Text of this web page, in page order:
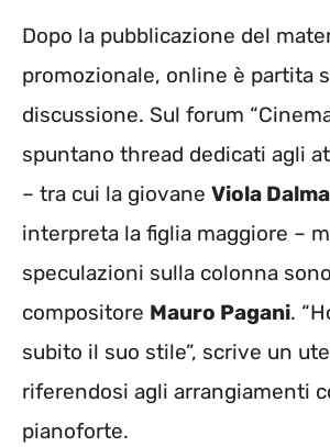
Dopo la pubblicazione del
promozionale, online è partita
discussione. Sul forum
spuntano thread dedicati agli
– tra cui la giovane Viola
interpreta la figlia maggiore –
speculazioni sulla colonna
compositore Mauro Pagani.
subito il suo stile”, scrive un
riferendosi agli arrangiamenti
pianoforte.